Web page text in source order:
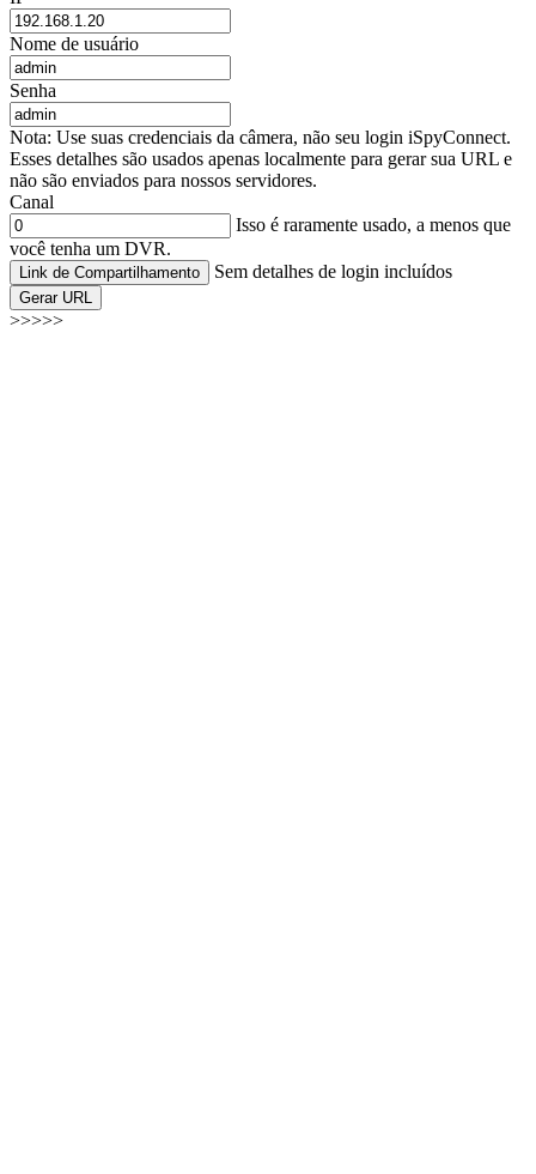
Nome de usuário
Senha
Nota: Use suas credenciais da câmera, não seu login iSpyConnect.
Esses detalhes são usados apenas localmente para gerar sua URL e
não são enviados para nossos servidores.
Canal
Isso é raramente usado, a menos que
você tenha um DVR.
Link de Compartilhamento Sem detalhes de login incluídos
Gerar URL
>>>>>